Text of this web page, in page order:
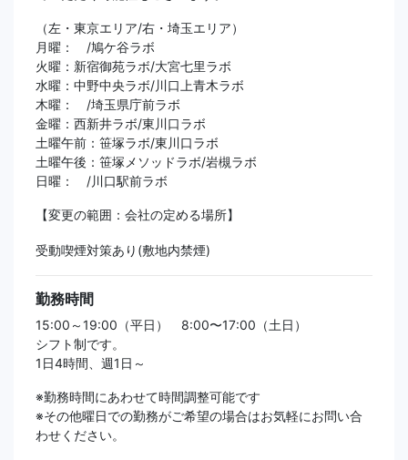
（左・東京エリア/右・埼玉エリア）
月曜： /鳩ケ谷ラボ
火曜：新宿御苑ラボ/大宮七里ラボ
水曜：中野中央ラボ/川口上青木ラボ
木曜： /埼玉県庁前ラボ
金曜：西新井ラボ/東川口ラボ
土曜午前：笹塚ラボ/東川口ラボ
土曜午後：笹塚メソッドラボ/岩槻ラボ
日曜： /川口駅前ラボ
【変更の範囲：会社の定める場所】
受動喫煙対策あり(敷地内禁煙)
勤務時間
15:00～19:00（平日） 8:00〜17:00（土日）
シフト制です。
1日4時間、週1日～
※勤務時間にあわせて時間調整可能です
※その他曜日での勤務がご希望の場合はお気軽にお問い合
わせください。